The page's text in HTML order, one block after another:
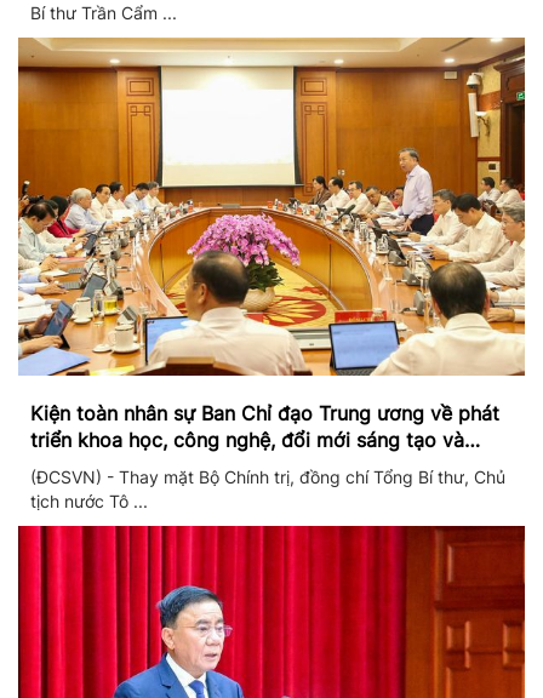
Bí thư Trần Cẩm ...
Kiện toàn nhân sự Ban Chỉ đạo Trung ương về phát
triển khoa học, công nghệ, đổi mới sáng tạo và
chuyển đổi số
(ĐCSVN) - Thay mặt Bộ Chính trị, đồng chí Tổng Bí thư, Chủ
tịch nước Tô ...